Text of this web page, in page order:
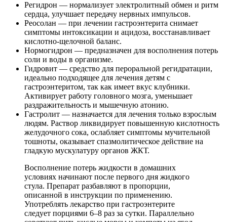
Регидрон — нормализует электролитный обмен и ритм
сердца, улучшает передачу нервных импульсов.
Реосолан — при лечении гастроэнтерита снимает
симптомы интоксикации и ацидоза, восстанавливает
кислотно-щелочной баланс.
Нормогидрон — предназначен для восполнения потерь
соли и воды в организме.
Гидровит — средство для пероральной регидратации,
идеально подходящее для лечения детям с
гастроэнтеритом, так как имеет вкус клубники.
Активирует работу головного мозга, уменьшает
раздражительность и мышечную атонию.
Гастролит — назначается для лечения только взрослым
людям. Раствор ликвидирует повышенную кислотность
желудочного сока, ослабляет симптомы мучительной
тошноты, оказывает спазмолитическое действие на
гладкую мускулатуру органов ЖКТ.
Восполнение потерь жидкости в домашних
условиях начинают после первого дня жидкого
стула. Препарат разбавляют в пропорции,
описанной в инструкции по применению.
Употреблять лекарство при гастроэнтерите
следует порциями 6–8 раз за сутки. Параллельно